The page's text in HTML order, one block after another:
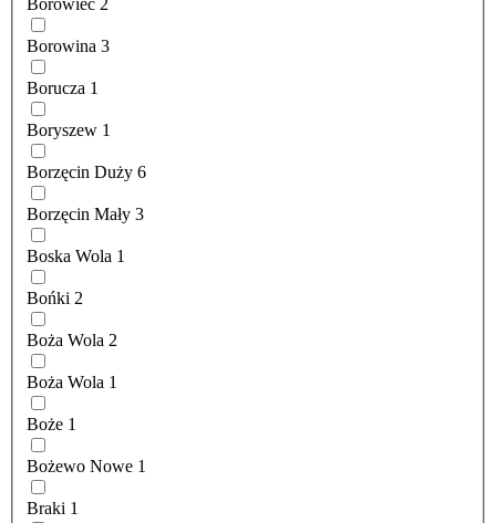
Borowiec 2
Borowina 3
Borucza 1
Boryszew 1
Borzęcin Duży 6
Borzęcin Mały 3
Boska Wola 1
Bońki 2
Boża Wola 2
Boża Wola 1
Boże 1
Bożewo Nowe 1
Braki 1